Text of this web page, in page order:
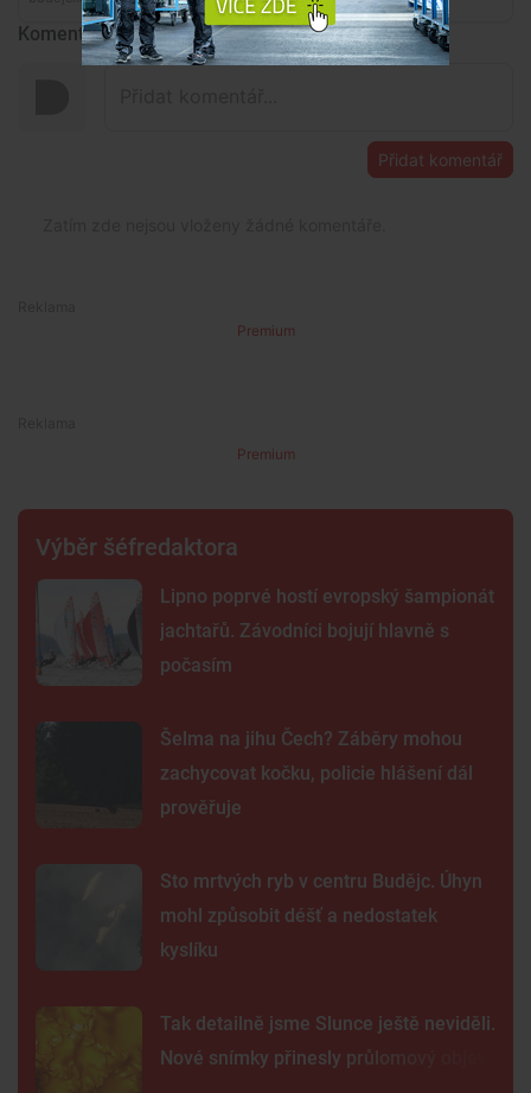
Komentáře
Přidat komentář
Premium
Premium
Výběr šéfredaktora
Lipno poprvé hostí evropský šampionát
jachtařů. Závodníci bojují hlavně s
počasím
Šelma na jihu Čech? Záběry mohou
zachycovat kočku, policie hlášení dál
prověřuje
Sto mrtvých ryb v centru Budějc. Úhyn
mohl způsobit déšť a nedostatek
kyslíku
Tak detailně jsme Slunce ještě neviděli.
Nové snímky přinesly průlomový objev